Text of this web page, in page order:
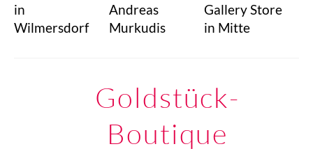
in
Wilmersdorf
Andreas
Murkudis
Gallery Store
in Mitte
Goldstück-
Boutique